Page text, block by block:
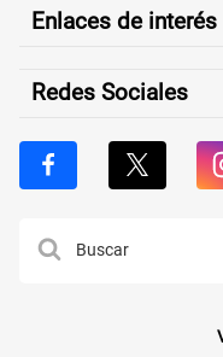
Enlaces de interés
Redes Sociales